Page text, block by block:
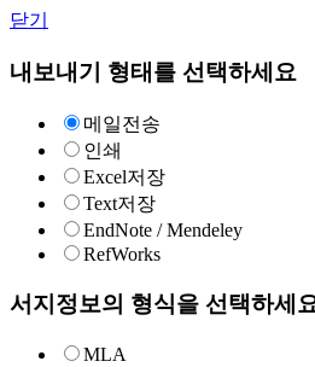
닫기
내보내기 형태를 선택하세요
메일전송
인쇄
Excel저장
Text저장
EndNote / Mendeley
RefWorks
서지정보의 형식을 선택하세
MLA